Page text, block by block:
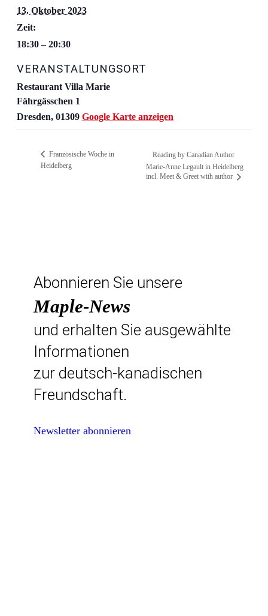
13. Oktober 2023
Zeit:
18:30 – 20:30
VERANSTALTUNGSORT
Restaurant Villa Marie
Fährgässchen 1
Dresden, 01309 Google Karte anzeigen
Französische Woche in
Heidelberg
Reading by Canadian Author
Marie-Anne Legault in Heidelberg
incl. Meet & Greet with author
Abonnieren Sie unsere
Maple-News
und erhalten Sie ausgewählte
Informationen
zur deutsch-kanadischen
Freundschaft.
Newsletter abonnieren